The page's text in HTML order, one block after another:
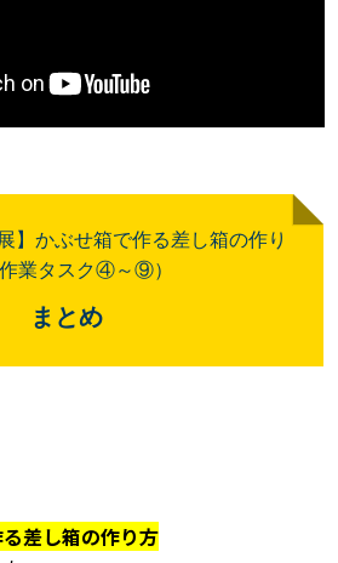
】かぶせ箱で作る差し箱の作り
作業タスク④～⑨）
まとめ
る差し箱の作り方